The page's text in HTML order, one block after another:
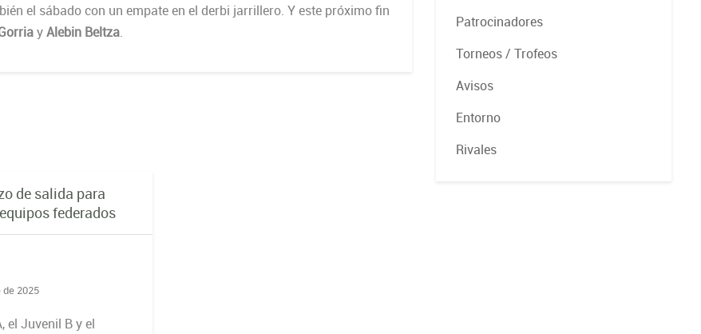
el sábado con un empate en el derbi jarrillero. Y este próximo fin
yAlebin Beltza.
de salida para
federados
de 2025
el Juvenil B y el
Patrocinadores
Torneos / Trofeos
Avisos
Entorno
Rivales